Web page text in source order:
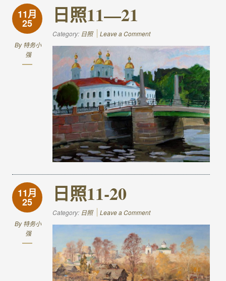
11月
25
By特务小
强
日照11—21
Category: 日照 Leave a Comment
11月
25
By特务小
强
日照11-20
Category: 日照 Leave a Comment